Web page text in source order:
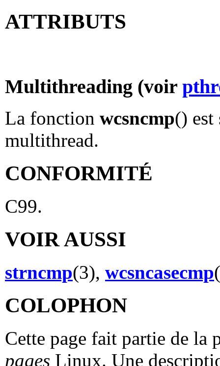
ATTRIBUTS
Multithreading (voir
La fonction wcsncmp() est
multithread.
CONFORMITÉ
C99.
VOIR AUSSI
strncmp(3), wcsncasecmp
COLOPHON
Cette page fait partie de
pages Linux. Une